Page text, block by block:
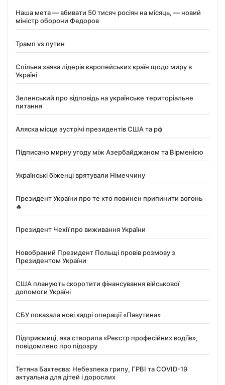
Наша мета — вбивати 50 тисяч росіян на місяць, — новий
міністр оборони Федоров
Трамп vs путин
Спільна заява лідерів європейських країн щодо миру в
Україні
Зеленський про відповідь на українське територіальне
питання
Аляска місце зустрічі президентів США та рф
Підписано мирну угоду між Азербайджаном та Вірменією
Українські біженці врятували Німеччину
Президент України про те хто повинен припинити вогонь
🔥
Президент Чехії про виживання України
Новобраний Президент Польщі провів розмову з
Президентом України
США планують скоротити фінансування військової
допомоги Україні
СБУ показала нові кадрі операції «Павутина»
Підприємиці, яка створила «Реєстр професійних водіїв»,
повідомлено про підозру
Тетяна Бахтеєва: Небезпека грипу, ГРВІ та COVID-19
актуальна для дітей і дорослих